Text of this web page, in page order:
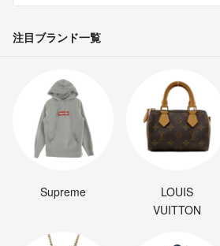
注目ブランド一覧
Supreme
LOUIS
VUITTON